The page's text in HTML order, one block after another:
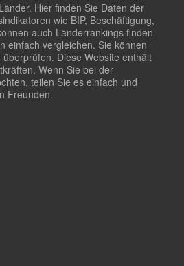
Hier finden Sie Daten der
wie BIP, Beschäftigung,
auch Länderrankings finden
einfach vergleichen. Sie können
Diese Website enthält
Wenn Sie bei der
teilen Sie es einfach und
Freunden.